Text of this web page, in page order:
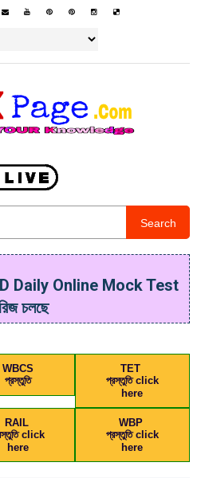
Search
Daily Online Mock Test
চলছে
WBCS
প্রস্তুতি
TET
প্রস্তুতি click
here
RAIL
click
here
WBP
প্রস্তুতি click
here